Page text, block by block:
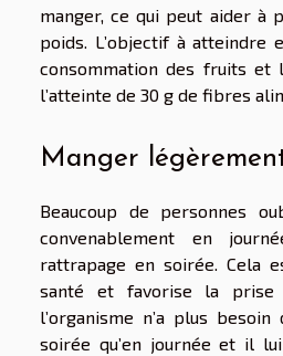
manger, ce qui peut aider à
poids. L’objectif à atteindre
consommation des fruits et
l’atteinte de 30 g de fibres
Manger
Beaucoup de personnes
convenablement en
rattrapage en soirée. Cela
santé et favorise la prise
l’organisme n’a plus besoin
soirée qu’en journée et il